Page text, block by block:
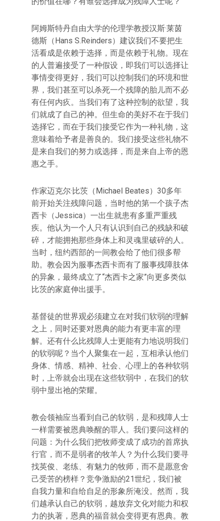
阿姆斯特丹自由大学的伦理学教授汉斯·莱茵
德斯（Hans S.Reinders）建议我们不要把生
活看成是依赖于选择，而是依赖于礼物。现在
的人普遍接受了一种假设，即我们可以选择让
事情变得更好，我们可以控制我们的环境和世
界，我们甚至可以杀死一个残障的胎儿而不必
有任何内疚。当我们有了这种控制的欲望，我
们就成了自己的神。但生命的美好不在于我们
选择它，而在于我们接受它作为一种礼物，这
意味着给予者是善良的。我们接受这些礼物不
是来自我们的努力或选择，而是来自上帝的恩
惠之手。
作家迈克尔·比茨（Michael Beates）30多年
前开始关注残障问题，当时他的第一个孩子杰
西卡（Jessica）一出生就患有多重严重残
疾。他认为一个人只有认识到自己的残缺和破
碎，才能拥抱那些身体上和灵魂里破碎的人。
当时，纽约西部的一间教会给了他们很多帮
助。教会因为服事杰西卡而有了服事残障肢体
的异象，最终成立了“杰西卡之家”向更多类似
比茨的家庭伸出援手。
基督徒的世界观必须建立在对我们软弱的理解
之上，同时还要对恩典的能力有更丰富的理
解。还有什么比残障人士更能有力地说明我们
的软弱呢？当个人聚集在一起，互相承认他们
身体、情感、精神、社会、心理上的各种软弱
时，上帝就会出现在这些软弱中，在我们的软
弱中显出祂的荣耀。
教会领袖应当看到自己的软弱，是和残障人士
一样需要被恩典唤醒的罪人。我们要问这样的
问题：为什么我们把牧师变成了成功的首席执
行官，而不是弱者的牧羊人？为什么我们要寻
找英俊、老练、有魅力的牧师，而不是愿意舍
己受苦的榜样？竞争激励的21世纪，我们被
自我力量和自给自足的形象所淹没。然而，我
们越承认自己的软弱，越放弃文化对能力和权
力的执著，恩典的福音就会变得更有恩典。教